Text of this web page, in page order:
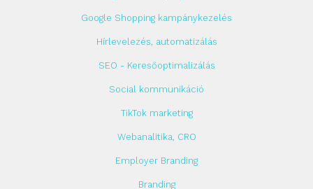
Google Shopping kampánykezelés
Hírlevelezés, automatizálás
SEO - Keresőoptimalizálás
Social kommunikáció
TikTok marketing
Webanalitika, CRO
Employer Branding
Branding